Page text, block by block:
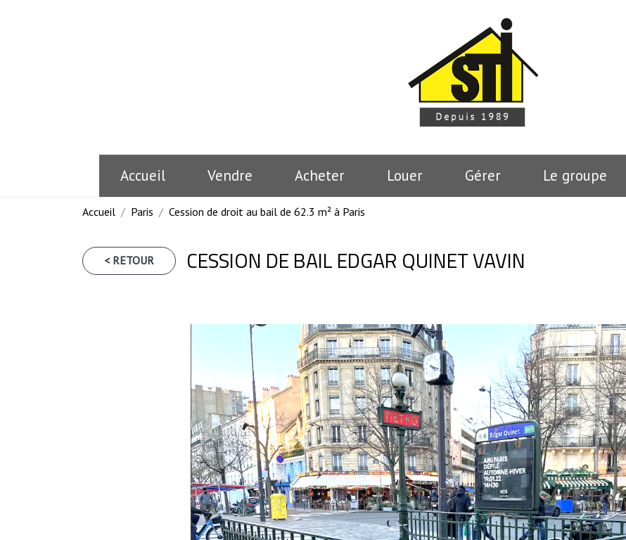
Accueil Vendre Acheter Louer Gérer le groupe
Accueil Paris Cession de droit au bail de 62.3 m² à Paris
< RETOUR CESSION DE BAIL EDGAR QUINET VAVIN